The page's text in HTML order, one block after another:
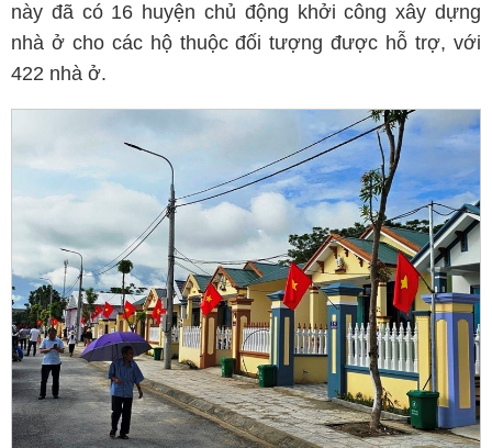
này đã có 16 huyện chủ động khởi công xây dựng
nhà ở cho các hộ thuộc đối tượng được hỗ trợ, với
422 nhà ở.